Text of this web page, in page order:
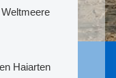
Haiarten